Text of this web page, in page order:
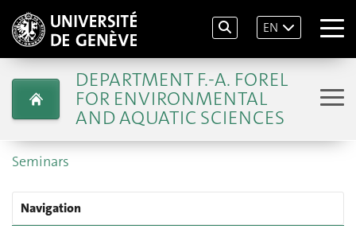
EN
DEPARTMENT F.-A. FOREL
FOR ENVIRONMENTAL
AND AQUATIC SCIENCES
Seminars
Navigation